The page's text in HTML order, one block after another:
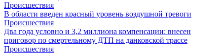
Происшествия
В области введен красный уровень воздушной тревоги
Происшествия
Два года условно и 3,2 миллиона компенсации: внесен
приговор по смертельному ДТП на данковской трассе
Происшествия